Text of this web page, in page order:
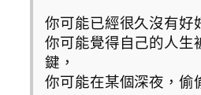
你可能已經很久沒有好
你可能覺得自己的人生
鍵，
你可能在某個深夜，偷